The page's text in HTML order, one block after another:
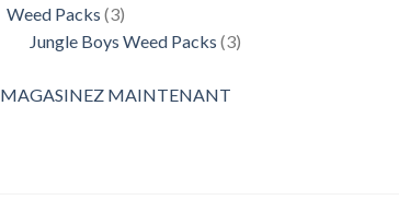
Weed Packs 33
produits
Jungle Boys Weed Packs 33
MAGASINEZ MAINTENANT